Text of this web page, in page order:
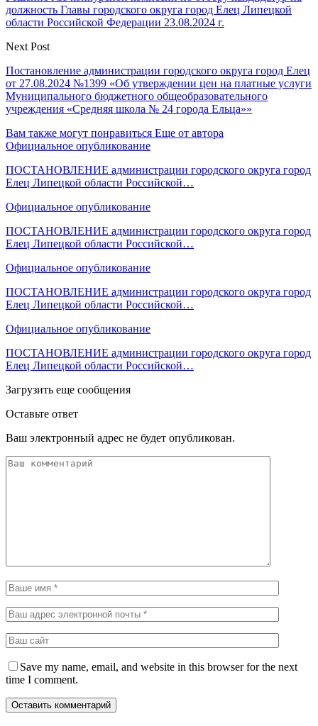
должность Главы городского округа город Елец Липецкой
области Российской Федерации 23.08.2024 г.
Next Post
Постановление администрации городского округа город Елец
от 27.08.2024 №1399 «Об утверждении цен на платные услуги
Муниципального бюджетного общеобразовательного
учреждения «Средняя школа № 24 города Ельца»»
Вам также могут понравиться Еще от автора
Официальное опубликование
ПОСТАНОВЛЕНИЕ администрации городского округа город
Елец Липецкой области Российской…
Официальное опубликование
ПОСТАНОВЛЕНИЕ администрации городского округа город
Елец Липецкой области Российской…
Официальное опубликование
ПОСТАНОВЛЕНИЕ администрации городского округа город
Елец Липецкой области Российской…
Официальное опубликование
ПОСТАНОВЛЕНИЕ администрации городского округа город
Елец Липецкой области Российской…
Загрузить еще сообщения
Оставьте ответ
Ваш электронный адрес не будет опубликован.
Save my name, email, and website in this browser for the next
time I comment.